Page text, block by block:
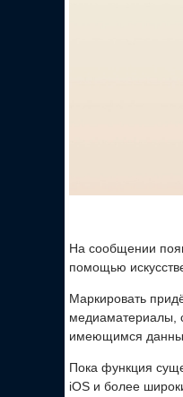
На сообщении
помощью
Маркировать
медиаматериалы,
имеющимся
Пока функция
iOS и более